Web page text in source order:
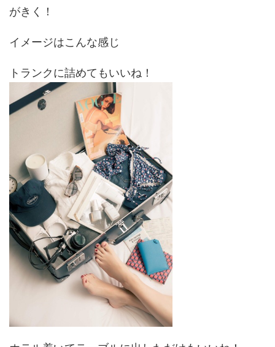
がきく！
イメージはこんな感じ
トランクに詰めてもいいね！